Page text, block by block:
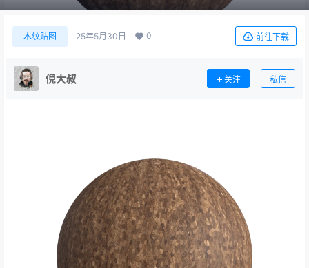
木纹贴图 25年5月30日 0 前往下载
倪大叔 关注 私信